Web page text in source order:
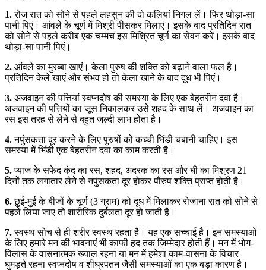
1.रोज रात को सोने से पहले लहसुन की दो कलियां निगल लें। फिर थोड़ा-सा
पानी पिएं। आंवले के चूर्ण में मिश्री पीसकर मिलाएं। इसके बाद प्रतिदिन रात
को सोने से पहले करीब एक चम्मच इस मिश्रित चूर्ण का सेवन करें। इसके बाद
थोड़ा-सा पानी पिएं।
2. आंवले का मुरब्बा खाएं। केला पुरुष की शक्ति को बढ़ाने वाला फल है।
प्रतिदिन केले खाएं और संभव हो तो केला खाने के बाद दूध भी पिएं।
3. अजवाइन की पत्तियां स्वप्नदोष की समस्या के लिए एक बेहतरीन दवा है।
अजवाइन की पत्तियों का जूस निकालकर उसे शहद के साथ लें। अजवाइन का
रस इस तरह से लेने से बहुत जल्दी लाभ होता है।
4.नपुंसकता दूर करने के लिए पुरुषों को कच्ची भिंडी चबानी चाहिए। इस
समस्या में भिंडी एक बेहतरीन दवा का काम करती है।
5.प्याज के सफेद कंद का रस, शहद, अदरक का रस और घी का मिश्रण 21
दिनों तक लगातार लेने से नपुंसकता दूर होकर पौरुष शक्ति प्राप्त होती है।
6.छुई-मुई के बीजों के चूर्ण (3 ग्राम) को दूध में मिलाकर रोजाना रात को सोने से
पहले लिया जाए तो शारीरिक दुर्बलता दूर हो जाती है।
7.स्वस्थ सोच से ही शरीर स्वस्थ रहता है। यह एक सच्चाई है। इन समस्याओं
के लिए हमारे मन की भावनाएं भी काफी हद तक जिम्मेदार होती हैं। मन में भोग-
विलास के वासनात्मक ख्याल रहना या मन में हमेशा काम-वासना के विचार
घुमड़ते रहना स्वप्नदोष व शीघ्रपतन जैसी समस्याओं का एक बड़ा कारण है।